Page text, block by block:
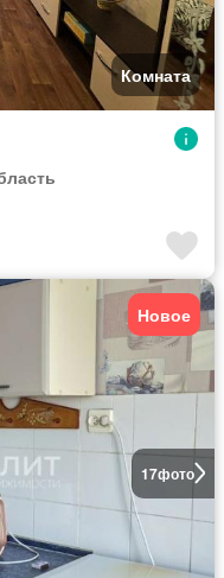
Комната
17фото
Новое